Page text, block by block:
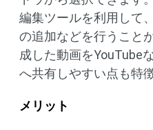
編集ツールを利用して
の追加などを行うこと
成した動画をYouTube
へ共有しやすい点も特
メリット